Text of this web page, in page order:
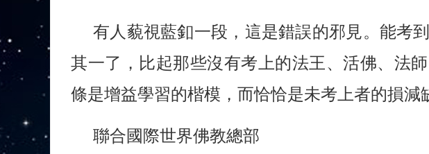
有人藐視藍釦一段，這是錯誤的邪見。能考
其一了，比起那些沒有考上的法王、活佛、法
條是增益學習的楷模，而恰恰是未考上者的損減
聯合國際世界佛教總部